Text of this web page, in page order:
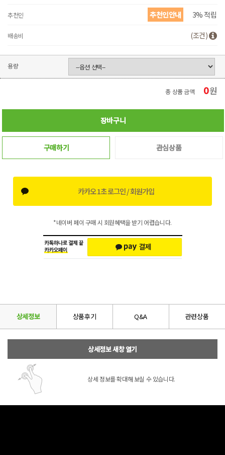
추천인 추천인안내 3% 적립
배송비 (조건)
용량
총 상품 금액 0원
장바구니
구매하기 관심상품
카카오 1초 로그인 / 회원가입
*네이버 페이 구매 시 회원혜택을 받기 어렵습니다.
상세정보 상품후기 Q&A 관련상품
상세정보 새창 열기
상세 정보를 확대해 보실 수 있습니다.